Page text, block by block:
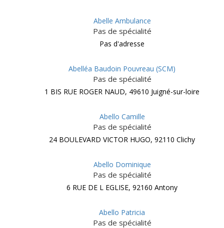
Abelle Ambulance
Pas de spécialité
Pas d'adresse
Abelléa Baudoin Pouvreau (SCM)
Pas de spécialité
1 BIS RUE ROGER NAUD, 49610 Juigné-sur-loire
Abello Camille
Pas de spécialité
24 BOULEVARD VICTOR HUGO, 92110 Clichy
Abello Dominique
Pas de spécialité
6 RUE DE L EGLISE, 92160 Antony
Abello Patricia
Pas de spécialité